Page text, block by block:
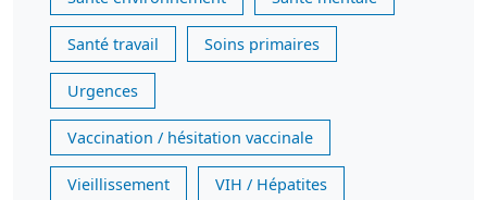
Santé travail Soins primaires
Urgences
Vaccination / hésitation vaccinale
Vieillissement VIH / Hépatites